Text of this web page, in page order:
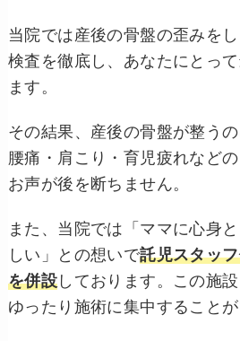
当院では産後の骨盤の歪みを
検査を徹底し、あなたにとっ
ます。
その結果、産後の骨盤が整うの
腰痛・肩こり・育児疲れなど
お声が後を断ちません。
また、当院では「ママに心身
しい」との想いで託児スタッ
を併設 しております。この施
ゆったり施術に集中することが